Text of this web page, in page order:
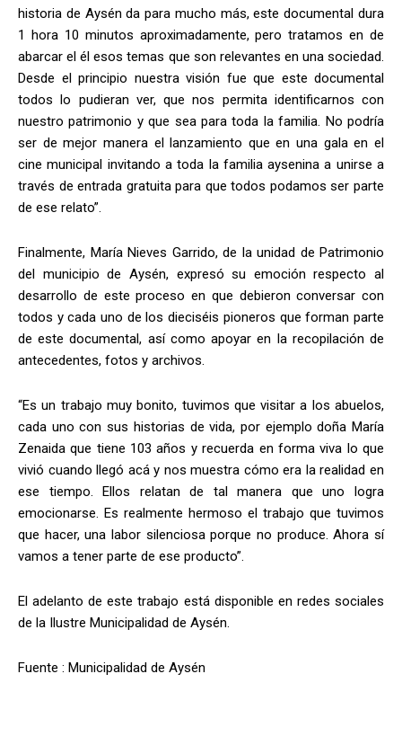
historia de Aysén da para mucho más, este documental dura
1 hora 10 minutos aproximadamente, pero tratamos en de
abarcar el él esos temas que son relevantes en una sociedad.
Desde el principio nuestra visión fue que este documental
todos lo pudieran ver, que nos permita identificarnos con
nuestro patrimonio y que sea para toda la familia. No podría
ser de mejor manera el lanzamiento que en una gala en el
cine municipal invitando a toda la familia aysenina a unirse a
través de entrada gratuita para que todos podamos ser parte
de ese relato”.
Finalmente, María Nieves Garrido, de la unidad de Patrimonio
del municipio de Aysén, expresó su emoción respecto al
desarrollo de este proceso en que debieron conversar con
todos y cada uno de los dieciséis pioneros que forman parte
de este documental, así como apoyar en la recopilación de
antecedentes, fotos y archivos.
“Es un trabajo muy bonito, tuvimos que visitar a los abuelos,
cada uno con sus historias de vida, por ejemplo doña María
Zenaida que tiene 103 años y recuerda en forma viva lo que
vivió cuando llegó acá y nos muestra cómo era la realidad en
ese tiempo. Ellos relatan de tal manera que uno logra
emocionarse. Es realmente hermoso el trabajo que tuvimos
que hacer, una labor silenciosa porque no produce. Ahora sí
vamos a tener parte de ese producto”.
El adelanto de este trabajo está disponible en redes sociales
de la Ilustre Municipalidad de Aysén.
Fuente : Municipalidad de Aysén